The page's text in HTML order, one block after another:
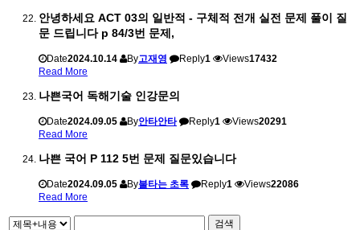
안녕하세요 ACT 03의 일반적 - 구체적 전개 실전 문제 풀이 질
문 드립니다 p 84/3번 문제,
Date2024.10.14 By고재영 Reply1 Views17432
Read More
나쁜국어 독해기술 인강문의
Date2024.09.05 By안타안타 Reply1 Views20291
Read More
나쁜 국어 P 112 5번 문제 질문있습니다
Date2024.09.05 By불타는 초록 Reply1 Views22086
Read More
검색